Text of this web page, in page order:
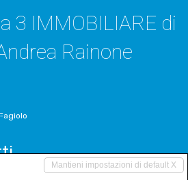
3 IMMOBILIARE di
Rainone
Mantieni impostazioni di default X